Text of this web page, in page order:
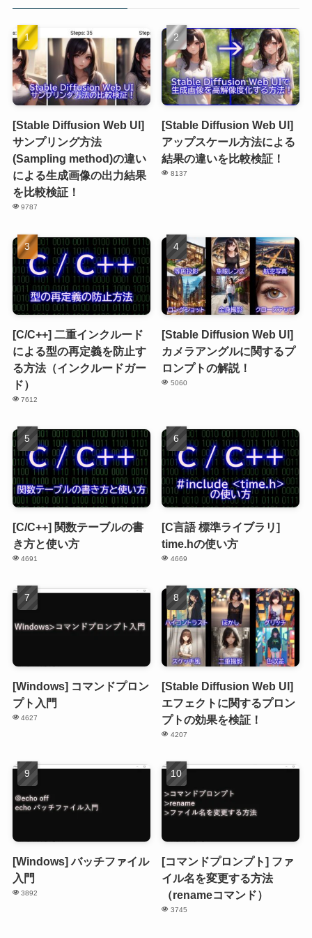
[Stable Diffusion Web UI]
サンプリング方法
(Sampling method)の違い
による生成画像の出力結果
を比較検証！
9787
[Stable Diffusion Web UI]
アップスケール方法による
結果の違いを比較検証！
8137
[C/C++] 二重インクルード
による型の再定義を防止す
る方法（インクルードガー
ド）
7612
[Stable Diffusion Web UI]
カメラアングルに関するプ
ロンプトの解説！
5060
[C/C++] 関数テーブルの書
き方と使い方
4691
[C言語 標準ライブラリ]
time.hの使い方
4669
[Windows] コマンドプロン
プト入門
4627
[Stable Diffusion Web UI]
エフェクトに関するプロン
プトの効果を検証！
4207
[Windows] バッチファイル
入門
3892
[コマンドプロンプト] ファ
イル名を変更する方法
（renameコマンド）
3745